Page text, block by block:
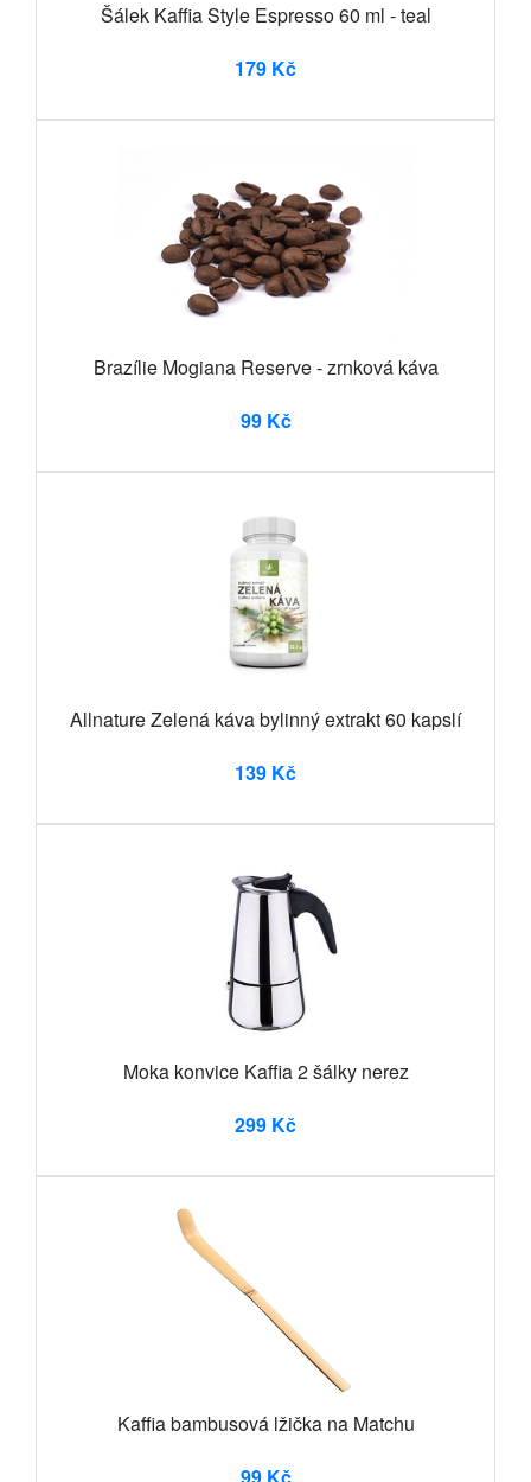
Šálek Kaffia Style Espresso 60 ml - teal
179 Kč
Brazílie Mogiana Reserve - zrnková káva
99 Kč
Allnature Zelená káva bylinný extrakt 60 kapslí
139 Kč
Moka konvice Kaffia 2 šálky nerez
299 Kč
Kaffia bambusová lžička na Matchu